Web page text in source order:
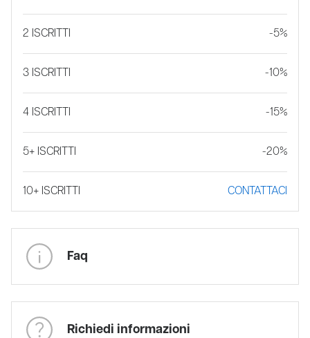
2 ISCRITTI -5%
3 ISCRITTI -10%
4 ISCRITTI -15%
5+ ISCRITTI -20%
10+ ISCRITTI CONTATTACI
Faq
Richiedi informazioni